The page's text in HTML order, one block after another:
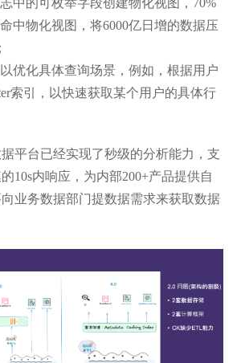
中的可枚举字段创建物化视图，70%
中物化视图，将6000亿日增的数据压
优化具体查询场景，例如，根据用户
索引，以快速获取某个用户的具体行
平台已经实现了秒级的分析能力，支
10s内响应，为内部200+产品提供自
业务数据部门提数据需求来获取数据